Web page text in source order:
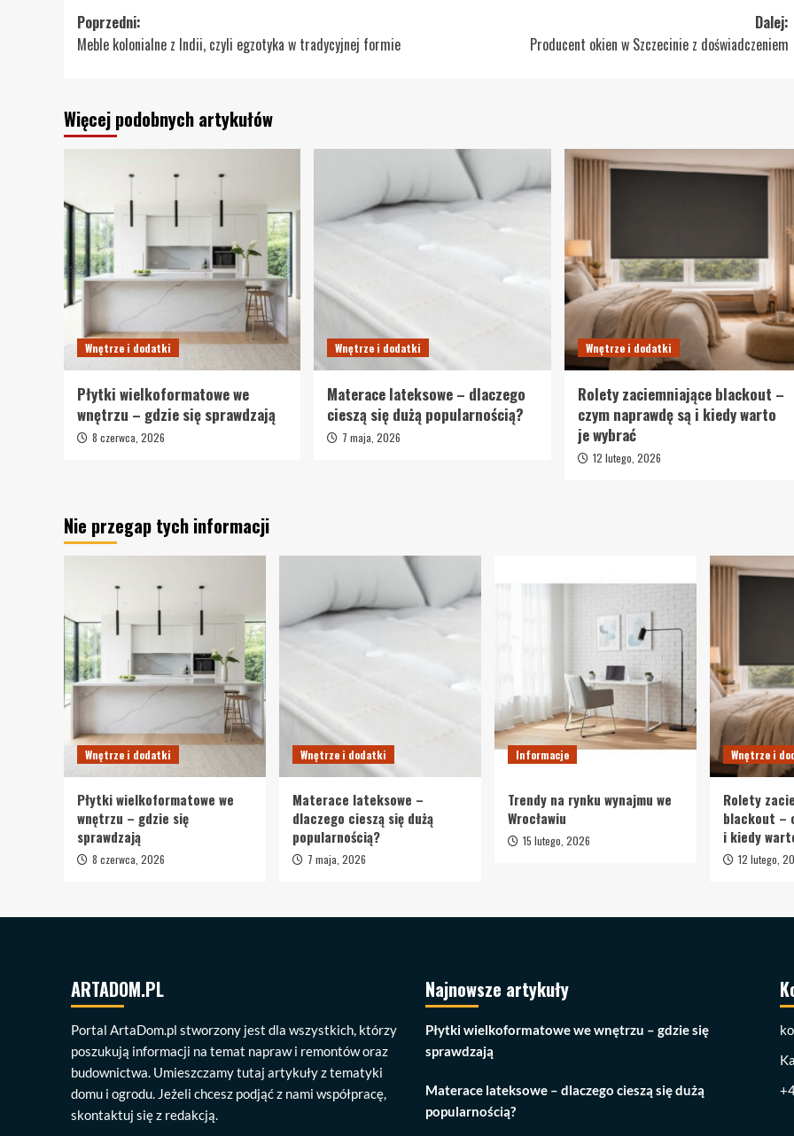
Zobacz
wpisy
Poprzedni:
Meble kolonialne z Indii, czyli egzotyka w tradycyjnej formie
Dalej:
Producent okien w Szczecinie z doświadczeniem
Więcej podobnych artykułów
Wnętrze i dodatki
Płytki wielkoformatowe we
wnętrzu – gdzie się sprawdzają
8 czerwca, 2026
Wnętrze i dodatki
Materace lateksowe – dlaczego
cieszą się dużą popularnością?
7 maja, 2026
Wnętrze i dodatki
Rolety zaciemniające blackout –
czym naprawdę są i kiedy warto
je wybrać
12 lutego, 2026
Nie przegap tych informacji
Wnętrze i dodatki
Płytki wielkoformatowe we
wnętrzu – gdzie się
sprawdzają
8 czerwca, 2026
Wnętrze i dodatki
Materace lateksowe –
dlaczego cieszą się dużą
popularnością?
7 maja, 2026
Informacje
Trendy na rynku wynajmu we
Wrocławiu
15 lutego, 2026
Wnętrze i
Rolety
blackout –
i kiedy
12 lutego,
ARTADOM.PL
Portal ArtaDom.pl stworzony jest dla wszystkich, którzy
poszukują informacji na temat napraw i remontów oraz
budownictwa. Umieszczamy tutaj artykuły z tematyki
domu i ogrodu. Jeżeli chcesz podjąć z nami współpracę,
skontaktuj się z redakcją.
Najnowsze artykuły
Płytki wielkoformatowe we wnętrzu – gdzie się
sprawdzają
Materace lateksowe – dlaczego cieszą się dużą
popularnością?